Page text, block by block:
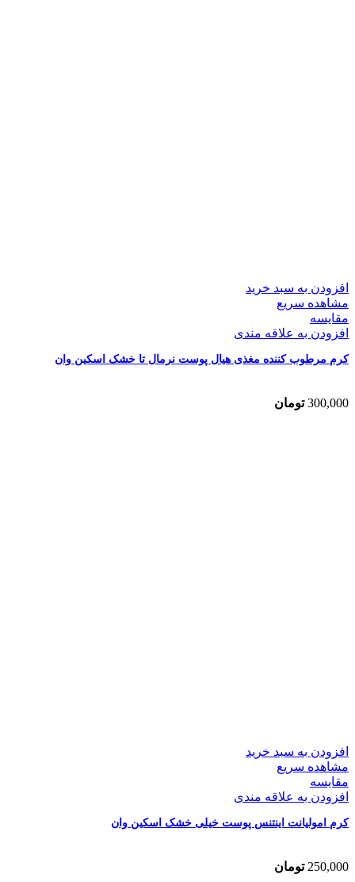
افزودن به سبد خرید
مشاهده سریع
مقایسه
افزودن به علاقه مندی
کرم مرطوب کننده مغذی هیال پوست نرمال تا خشک اسکین وان
300,000 تومان
افزودن به سبد خرید
مشاهده سریع
مقایسه
افزودن به علاقه مندی
کرم امولیانت اینتنس پوست خیلی خشک اسکین وان
250,000 تومان